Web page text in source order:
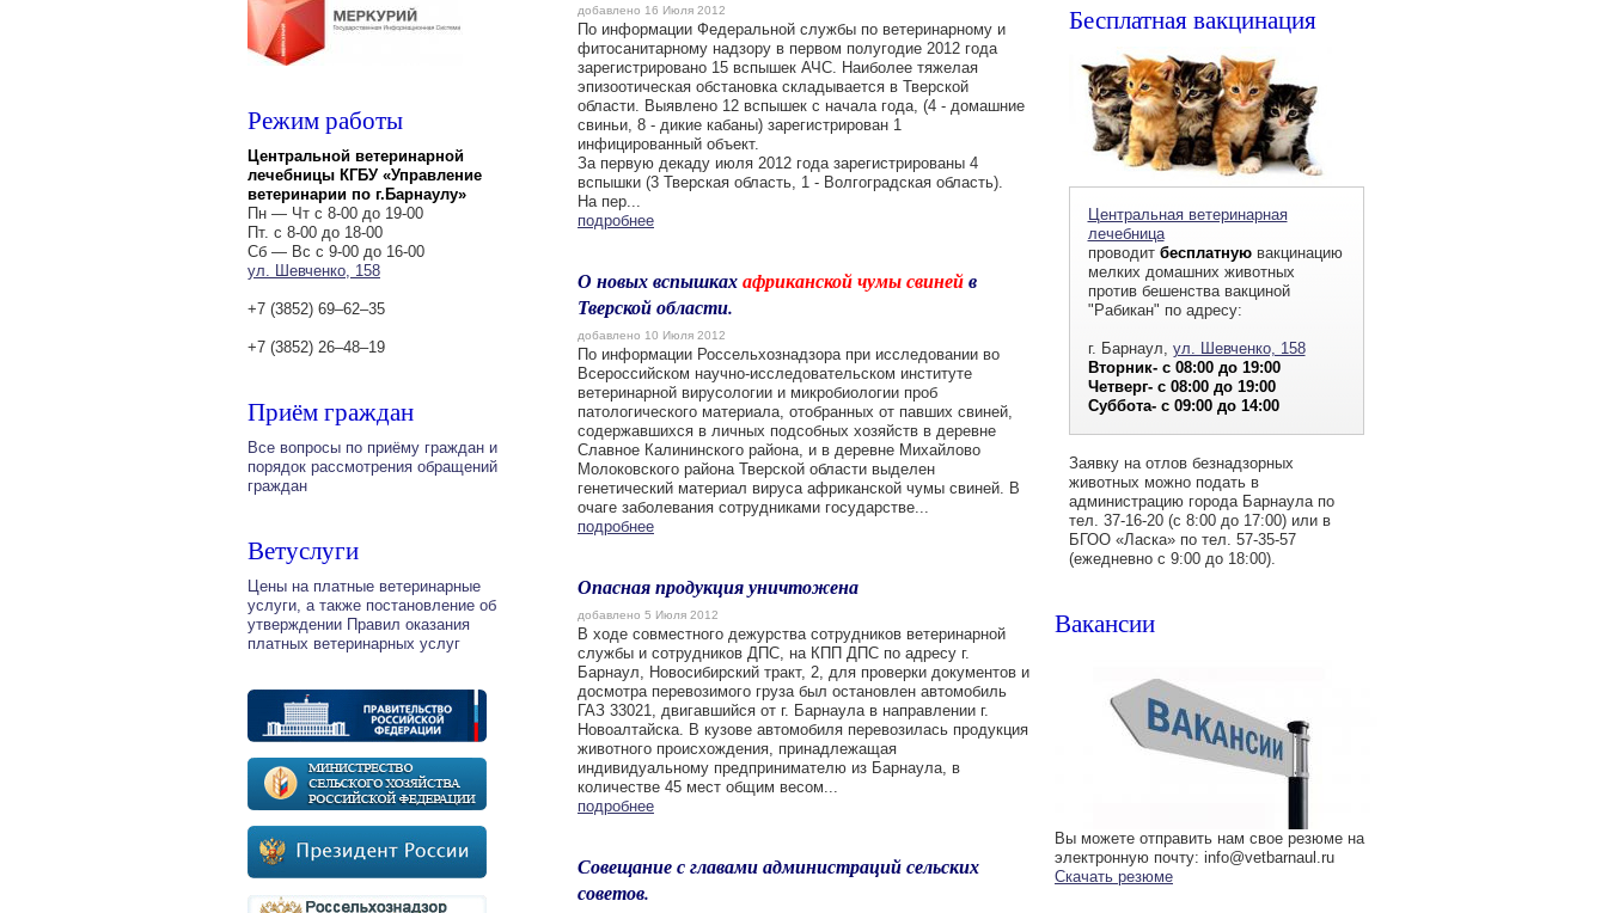
Режим работы
Центральной ветеринарной
лечебницы КГБУ «Управление
ветеринарии по г.Барнаулу»
Пн — Чт с 8-00 до 19-00
Пт. с 8-00 до 18-00
Сб — Вс с 9-00 до 16-00
ул. Шевченко, 158
+7 (3852) 69‒62‒35
+7 (3852) 26‒48‒19
Приём граждан
Все вопросы по приёму граждан и
порядок рассмотрения обращений
граждан
Ветуслуги
Цены на платные ветеринарные
услуги, а также постановление об
утверждении Правил оказания
платных ветеринарных услуг
добавлено 16 Июля 2012
По информации Федеральной службы по ветеринарному и
фитосанитарному надзору в первом полугодие 2012 года
зарегистрировано 15 вспышек АЧС. Наиболее тяжелая
эпизоотическая обстановка складывается в Тверской
области. Выявлено 12 вспышек с начала года, (4 - домашние
свиньи, 8 - дикие кабаны) зарегистрирован 1
инфицированный объект.
За первую декаду июля 2012 года зарегистрированы 4
вспышки (3 Тверская область, 1 - Волгоградская область).
На пер...
подробнее
О новых вспышкахафриканской чумы свинейв
Тверской области.
добавлено 10 Июля 2012
По информации Россельхознадзора при исследовании во
Всероссийском научно-исследовательском институте
ветеринарной вирусологии и микробиологии проб
патологического материала, отобранных от павших свиней,
содержавшихся в личных подсобных хозяйств в деревне
Славное Калининского района, и в деревне Михайлово
Молоковского района Тверской области выделен
генетический материал вируса африканской чумы свиней. В
очаге заболевания сотрудниками государстве...
подробнее
Опасная продукция уничтожена
добавлено 5 Июля 2012
В ходе совместного дежурства сотрудников ветеринарной
службы и сотрудников ДПС, на КПП ДПС по адресу г.
Барнаул, Новосибирский тракт, 2, для проверки документов и
досмотра перевозимого груза был остановлен автомобиль
ГАЗ 33021, двигавшийся от г. Барнаула в направлении г.
Новоалтайска. В кузове автомобиля перевозилась продукция
животного происхождения, принадлежащая
индивидуальному предпринимателю из Барнаула, в
количестве 45 мест общим весом...
подробнее
Совещание с главами администраций сельских
советов.
Бесплатная вакцинация
Центральная ветеринарная
лечебница
проводит бесплатнуювакцинацию
мелких домашних животных
против бешенства вакциной
"Рабикан" по адресу:
г. Барнаул, ул. Шевченко, 158
Вторник- с 08:00 до 19:00
Четверг- с 08:00 до 19:00
Суббота- с 09:00 до 14:00
Заявку на отлов безнадзорных
животных можно подать в
администрацию города Барнаула по
тел. 37-16-20 (с 8:00 до 17:00) или в
БГОО «Ласка» по тел. 57-35-57
(ежедневно с 9:00 до 18:00).
Вакансии
Вы можете отправить нам свое резюме на
электронную почту: info@vetbarnaul.ru
Скачать резюме